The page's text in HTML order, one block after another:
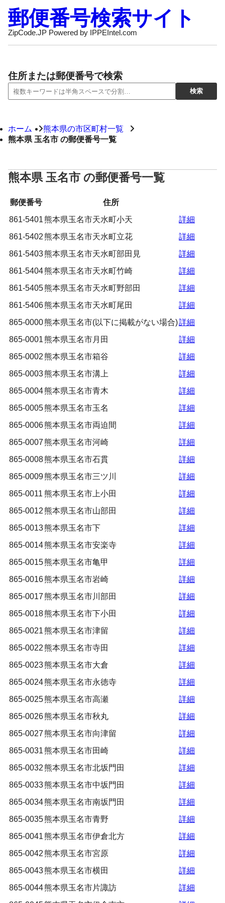
郵便番号検索サイト
ZipCode.JP Powered by IPPEIntel.com
住所または郵便番号で検索
ホーム
熊本県の市区町村一覧
熊本県 玉名市 の郵便番号一覧
熊本県 玉名市 の郵便番号一覧
郵便番号
住所
861-5401 熊本県玉名市天水町小天
詳細
861-5402 熊本県玉名市天水町立花
詳細
861-5403熊本県玉名市天水町部田見
詳細
861-5404熊本県玉名市天水町竹崎
詳細
861-5405熊本県玉名市天水町野部田
詳細
861-5406熊本県玉名市天水町尾田
詳細
865-0000熊本県玉名市(以下に掲載がない場合)詳細
865-0001 熊本県玉名市月田
詳細
865-0002 熊本県玉名市箱谷
詳細
865-0003熊本県玉名市溝上
詳細
865-0004熊本県玉名市青木
詳細
865-0005熊本県玉名市玉名
詳細
865-0006熊本県玉名市両迫間
詳細
865-0007 熊本県玉名市河崎
詳細
865-0008熊本県玉名市石貫
詳細
865-0009熊本県玉名市三ツ川
詳細
865-0011 熊本県玉名市上小田
詳細
865-0012 熊本県玉名市山部田
詳細
865-0013熊本県玉名市下
詳細
865-0014熊本県玉名市安楽寺
詳細
865-0015熊本県玉名市亀甲
詳細
865-0016熊本県玉名市岩崎
詳細
865-0017 熊本県玉名市川部田
詳細
865-0018熊本県玉名市下小田
詳細
865-0021 熊本県玉名市津留
詳細
865-0022 熊本県玉名市寺田
詳細
865-0023熊本県玉名市大倉
詳細
865-0024熊本県玉名市永徳寺
詳細
865-0025熊本県玉名市高瀬
詳細
865-0026熊本県玉名市秋丸
詳細
865-0027 熊本県玉名市向津留
詳細
865-0031 熊本県玉名市田崎
詳細
865-0032 熊本県玉名市北坂門田
詳細
865-0033熊本県玉名市中坂門田
詳細
865-0034熊本県玉名市南坂門田
詳細
865-0035熊本県玉名市青野
詳細
865-0041 熊本県玉名市伊倉北方
詳細
865-0042 熊本県玉名市宮原
詳細
865-0043熊本県玉名市横田
詳細
865-0044熊本県玉名市片諏訪
詳細